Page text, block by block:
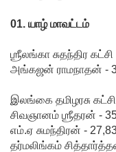
மோதல்
தொடர்கி
ன்றது! -
சஜித்
பிரேமதாச
குற்றச்சாட்
01. யாழ் மாவட்டம்
ஶ்ரீலங்கா சுதந்திர கட்சி
அங்கஜன் ராமநாதன் -
இலங்கை தமிழரசு கட்சி
சிவஞானம் ஶ்ரீதரன் -
எம்.ஏ சுமந்திரன் -
தர்மலிங்கம்